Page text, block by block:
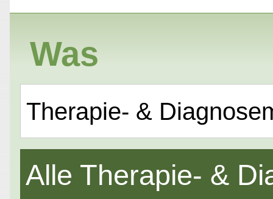
Was
Therapie- &
Alle Therapie- &